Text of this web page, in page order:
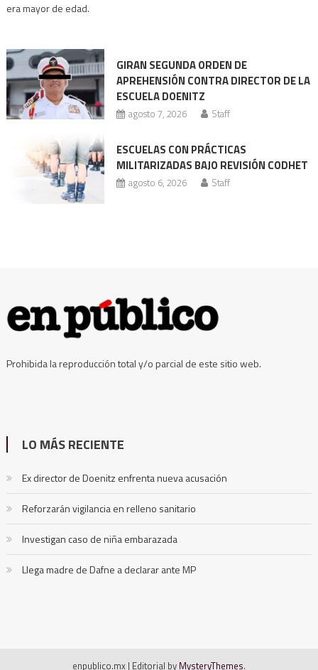
era mayor de edad.
GIRAN SEGUNDA ORDEN DE
APREHENSIÓN CONTRA DIRECTOR DE LA
ESCUELA DOENITZ
agosto 7, 2026 Staff
ESCUELAS CON PRÁCTICAS
MILITARIZADAS BAJO REVISIÓN CODHET
agosto 6, 2026 Staff
Prohibida la reproducción total y/o parcial de este sitio web.
LO MÁS RECIENTE
Ex director de Doenitz enfrenta nueva acusación
Reforzarán vigilancia en relleno sanitario
Investigan caso de niña embarazada
Llega madre de Dafne a declarar ante MP
enpublico.mx | Editorial by MysteryThemes.